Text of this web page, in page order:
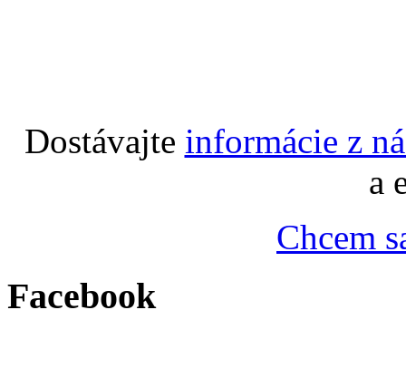
Dostávajte informácie z
a
Chcem
Facebook